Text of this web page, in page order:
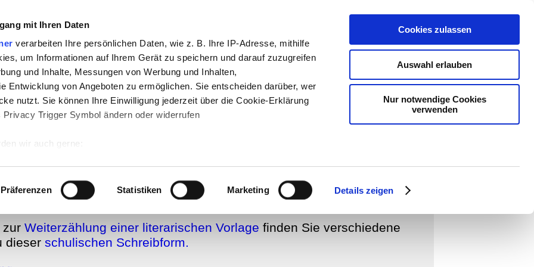
mit Ihren Daten
verarbeiten Ihre persönlichen Daten, wie z. B. Ihre IP-Adresse, mithilfe
um Informationen auf Ihrem Gerät zu speichern und darauf zuzugreifen
und Inhalte, Messungen von Werbung und Inhalten,
Entwicklung von Angeboten zu ermöglichen. Sie entscheiden darüber, wer
nutzt. Sie können Ihre Einwilligung jederzeit über die Cookie-Erklärung
Trigger Symbol ändern oder widerrufen
wir auch gerne:
Scannen nach bestimmten Merkmalen (Fingerprinting) identifizieren
Inhalte und Anzeigen zu personalisieren, Funktionen für soziale Medien
Zugriffe auf unsere Website zu analysieren. Außerdem geben wir
Präferenzen Statistiken Marketing Details zeigen
Cookies zulassen
Auswahl erlauben
Nur notwendige Cookies
verwenden
Geschichte -Politik-Pädagogik - Psychologie- Medien
-So navigiert man auf teachSam-So sucht man
Werbung
weitererzählen
Surfbrett▪Überblick▪Didaktische und methodische Aspekte ▪SCHRIFTLICHE FORMEN DER WEITERERZÄHLUNG ▪Überblick [ ▪ EINE
zur Weiterzählung einer literarischen Vorlage finden Sie verschiedene
dieser schulischen Schreibform.